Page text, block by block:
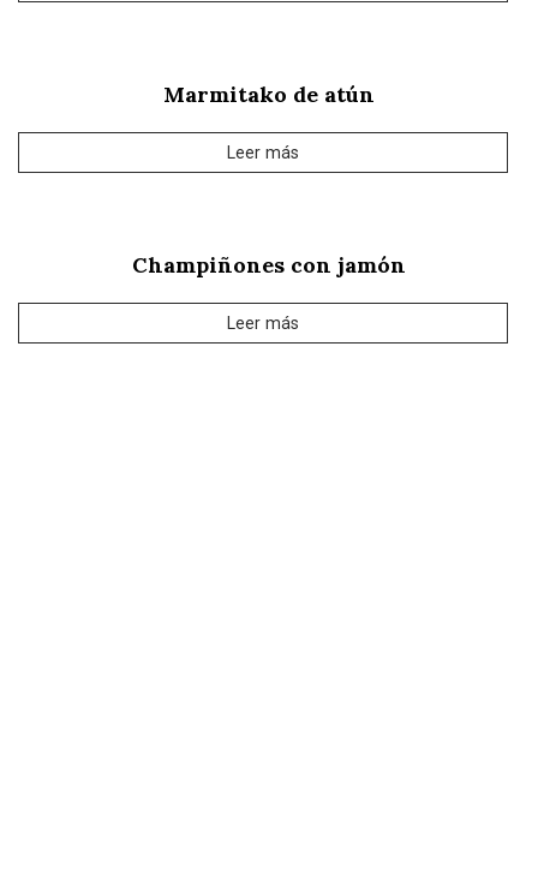
Marmitako de atún
Leer más
Champiñones con jamón
Leer más